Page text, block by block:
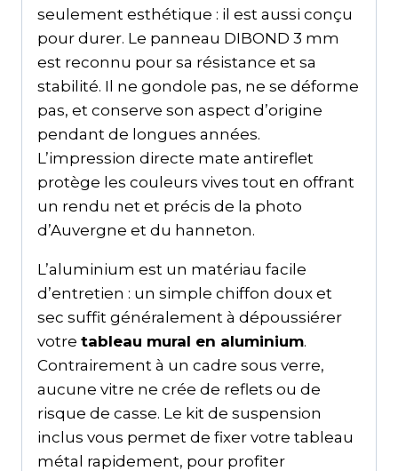
seulement esthétique : il est aussi conçu
pour durer. Le panneau DIBOND 3 mm
est reconnu pour sa résistance et sa
stabilité. Il ne gondole pas, ne se déforme
pas, et conserve son aspect d’origine
pendant de longues années.
L’impression directe mate antireflet
protège les couleurs vives tout en offrant
un rendu net et précis de la photo
d’Auvergne et du hanneton.
L’aluminium est un matériau facile
d’entretien : un simple chiffon doux et
sec suffit généralement à dépoussiérer
votre tableau mural en aluminium.
Contrairement à un cadre sous verre,
aucune vitre ne crée de reflets ou de
risque de casse. Le kit de suspension
inclus vous permet de fixer votre tableau
métal rapidement, pour profiter